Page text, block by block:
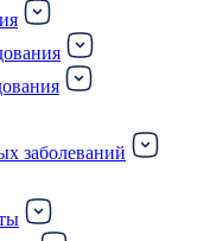
заболеваний